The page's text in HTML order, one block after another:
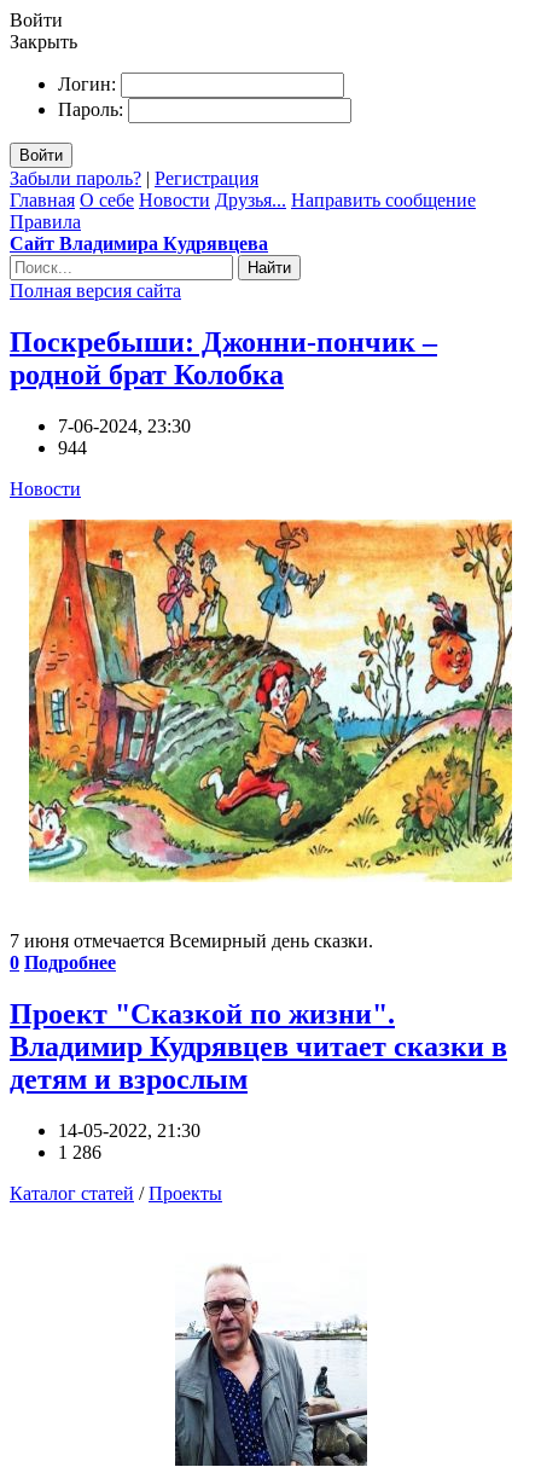
Войти
Закрыть
Логин:
Пароль:
Войти
Забыли пароль? | Регистрация
Главная О себе Новости Друзья... Направить сообщение
Правила
Сайт Владимира Кудрявцева
Найти
Полная версия сайта
Поскребыши: Джонни-пончик –
родной брат Колобка
7-06-2024, 23:30
944
Новости
7 июня отмечается Всемирный день сказки.
0 Подробнее
Проект "Сказкой по жизни".
Владимир Кудрявцев читает сказки в
детям и взрослым
14-05-2022, 21:30
1 286
Каталог статей /Проекты